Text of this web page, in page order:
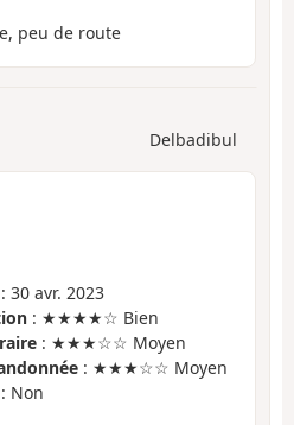
peu de route
Delbadibul
: 30 avr. 2023
: ★★★★☆ Bien
: ★★★☆☆ Moyen
: ★★★☆☆ Moyen
: Non